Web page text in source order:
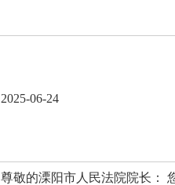
2025-06-24
尊敬的溧阳市人民法院院长：